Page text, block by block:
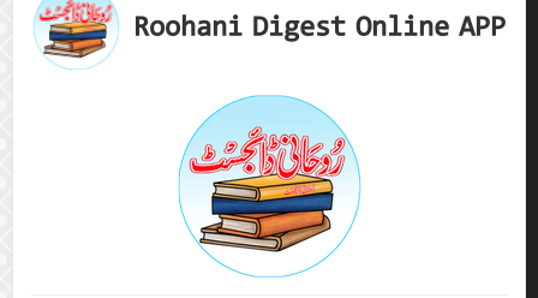
Roohani Digest Online APP